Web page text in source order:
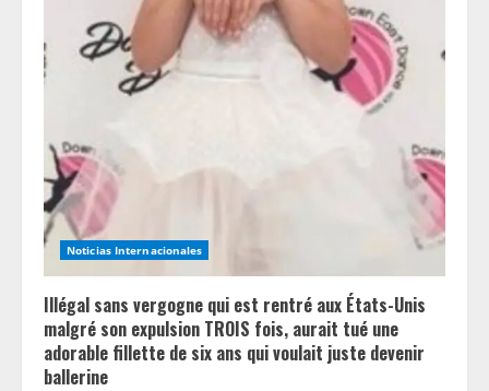
e
d
i
n
g
Noticias Internacionales
Illégal sans vergogne qui est rentré aux États-Unis
malgré son expulsion TROIS fois, aurait tué une
adorable fillette de six ans qui voulait juste devenir
ballerine